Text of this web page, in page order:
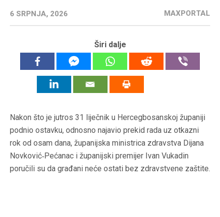
6 SRPNJA, 2026 MAXPORTAL
Širi dalje
Nakon što je jutros 31 liječnik u Hercegbosanskoj županiji
podnio ostavku, odnosno najavio prekid rada uz otkazni
rok od osam dana, županijska ministrica zdravstva Dijana
Novković‑Pećanac i županijski premijer Ivan Vukadin
poručili su da građani neće ostati bez zdravstvene zaštite.